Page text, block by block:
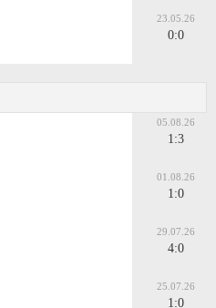
23.05.26
0:0
05.08.26
1:3
01.08.26
1:0
29.07.26
4:0
25.07.26
1:0